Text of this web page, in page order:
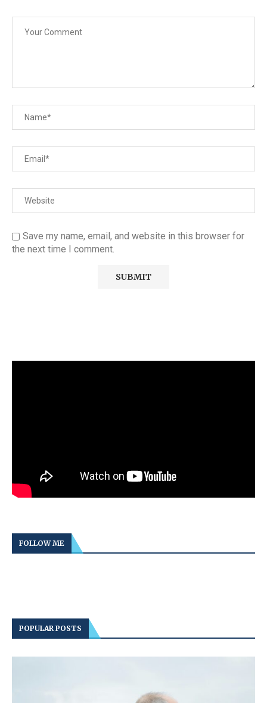
Save my name, email, and website in this browser for
the next time I comment.
FOLLOW ME
POPULAR POSTS